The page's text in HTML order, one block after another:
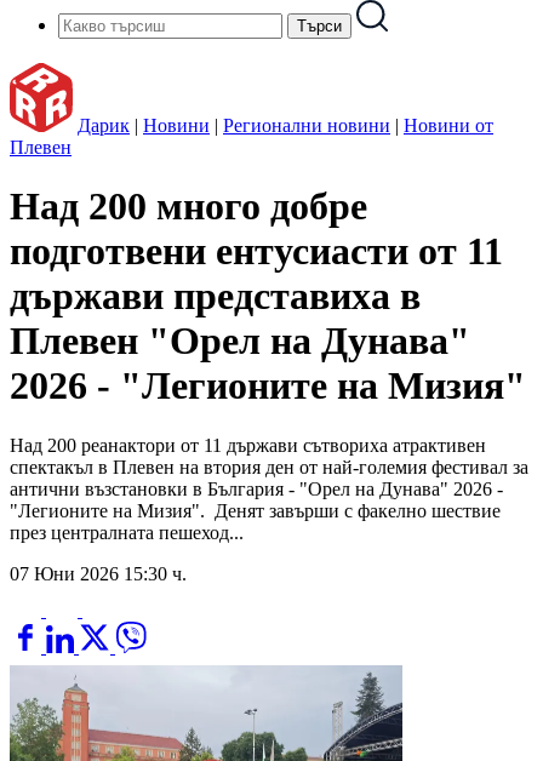
Дарик | Новини | Регионални новини | Новини от
Плевен
Над 200 много добре
подготвени ентусиасти от 11
държави представиха в
Плевен "Орел на Дунава"
2026 - "Легионите на Мизия"
Над 200 реанактори от 11 държави сътвориха атрактивен
спектакъл в Плевен на втория ден от най-големия фестивал за
антични възстановки в България - "Орел на Дунава" 2026 -
"Легионите на Мизия". Денят завърши с факелно шествие
през централната пешеход...
07 Юни 2026 15:30 ч.